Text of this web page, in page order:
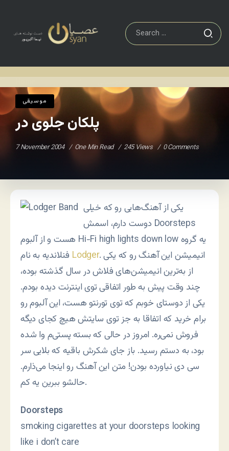
موسيقی
پلکان جلوی در
7 November 2004 One Min Read 245 Views 0 Comments
یکی از آهنگ‌هایی رو که خیلی
دوست دارم، اسمش Doorsteps
هست و از آلبوم Hi-Fi high lights down low یه گروه
Lodger. انیمیشن این آهنگ رو که یکی
از به‌ترین انیمیشن‌های فلاش در سال گذشته بوده،
چند وقت پیش به طور اتفاقی توی اینترنت دیده بودم.
یکی از دوستای خوبم که توی تورنتو هست، این آلبوم رو
برام خرید که اتفاقا به جز توی سایتش هیچ کجای دیگه
فروش نمی‌ره. امروز در حالی که بسته پستی‌م وا شده
بود، به دستم رسید. باز جای شکرش باقیه که بلایی سر
سی دی نیاورده بودن! متن این آهنگ رو اینجا می‌ذارم.
حالشو ببرین یه کم.
Doorsteps
smoking cigarettes at your doorsteps looking
like i don’t care